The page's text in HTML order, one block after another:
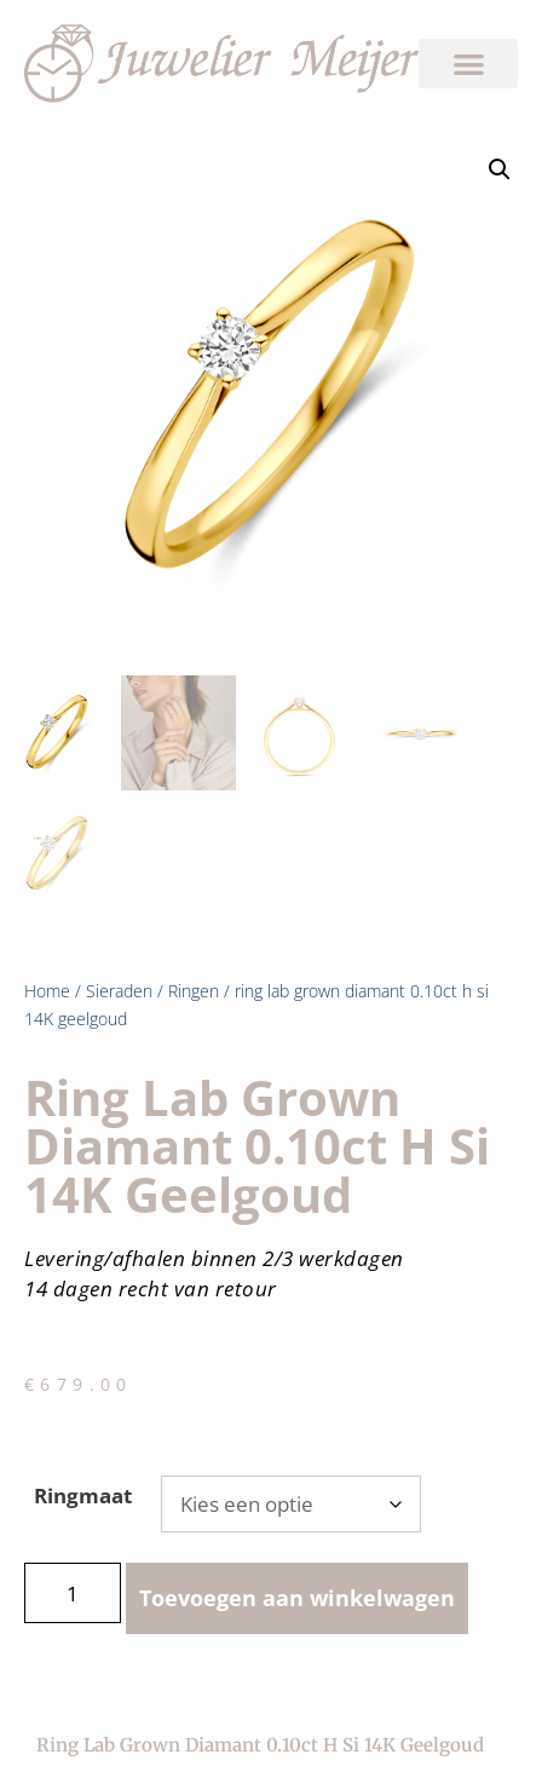
Home / Sieraden / Ringen / ring lab grown diamant 0.10ct h si
14K geelgoud
Ring Lab Grown
Diamant 0.10ct H Si
14K Geelgoud
Levering/afhalen binnen 2/3 werkdagen
14 dagen recht van retour
€ 679.00
Ringmaat
Toevoegen aan winkelwagen
Ring Lab Grown Diamant 0.10ct H Si 14K Geelgoud